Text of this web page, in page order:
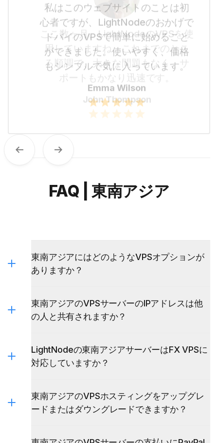
私はこのウェブサイトのことは初
心者ですが、LightNodeのおかげで
ドバイのVPSで簡単に始めること
ができました。使いやすく、価格
もシンプルで気に入っています。
Emma Wilson
Previous Next
FAQ | 東南アジア
東南アジアにはどのようなVPSオプションが
ありますか？
東南アジアのVPSサーバーのIPアドレスは他
の人と共有されますか？
LightNodeの東南アジアサーバーはFX VPSに
対応していますか？
東南アジアのVPSホスティングをアップグレ
ードまたはダウングレードできますか？